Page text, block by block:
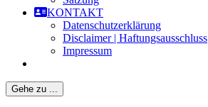
KONTAKT
Datenschutzerklärung
Disclaimer | Haftungsausschluss
Impressum
Gehe zu ...